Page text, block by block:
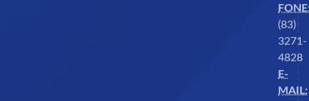
(83)
3271-
4828
E-
MAIL: